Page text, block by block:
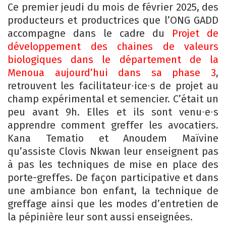
Ce premier jeudi du mois de février 2025, des
producteurs et productrices que l’ONG GADD
accompagne dans le cadre du Projet de
développement des chaines de valeurs
biologiques dans le département de la
Menoua aujourd’hui dans sa phase 3,
retrouvent les facilitateur∙ice∙s de projet au
champ expérimental et semencier. C’était un
peu avant 9h. Elles et ils sont venu∙e∙s
apprendre comment greffer les avocatiers.
Kana Tematio et Anoudem Maïvine
qu’assiste Clovis Nkwan leur enseignent pas
à pas les techniques de mise en place des
porte-greffes. De façon participative et dans
une ambiance bon enfant, la technique de
greffage ainsi que les modes d’entretien de
la pépinière leur sont aussi enseignées.